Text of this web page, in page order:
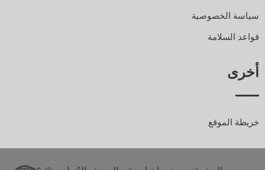
سياسة الخصوصية
قواعد السلامة
أخرى
خريطة الموقع